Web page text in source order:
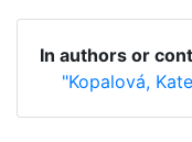
In authors or
"Kopalová,